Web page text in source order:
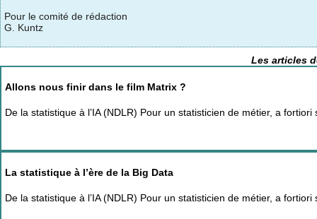
Pour le comité de rédaction
G. Kuntz
Les articles
Allons nous finir dans le film Matrix ?
De la statistique à l’IA (NDLR) Pour un statisticien de métier, a
La statistique à l’ère de la Big Data
De la statistique à l’IA (NDLR) Pour un statisticien de métier, a